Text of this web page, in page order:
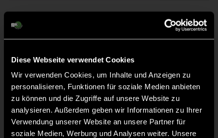
Diese Webseite verwendet Cookies
Wir verwenden Cookies, um Inhalte und Anzeigen zu
personalisieren, Funktionen für soziale Medien anbieten
zu können und die Zugriffe auf unsere Website zu
analysieren. Außerdem geben wir Informationen zu Ihrer
Verwendung unserer Website an unsere Partner für
soziale Medien, Werbung und Analysen weiter. Unsere
Liveticker